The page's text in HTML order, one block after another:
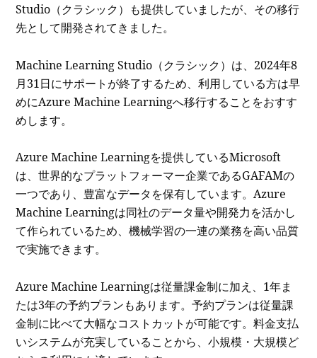
Studio（クラシック）も提供していましたが、その移行
先として開発されてきました。
Machine Learning Studio（クラシック）は、2024年8
月31日にサポートが終了するため、利用している方は早
めにAzure Machine Learningへ移行することをおすす
めします。
Azure Machine Learningを提供しているMicrosoft
は、世界的なプラットフォーマー企業であるGAFAMの
一つであり、豊富なデータを保有しています。Azure
Machine Learningは同社のデータ量や開発力を活かし
て作られているため、機械学習の一連の業務を高い品質
で実施できます。
Azure Machine Learningは従量課金制に加え、1年ま
たは3年の予約プランもあります。予約プランは従量課
金制に比べて大幅なコストカットが可能です。料金支払
いシステムが充実していることから、小規模・大規模ど